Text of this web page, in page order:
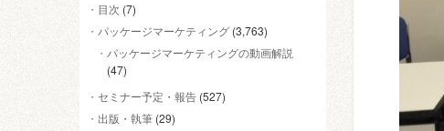
目次 (7)
パッケージマーケティング (3,763)
パッケージマーケティングの動画解説
(47)
セミナー予定・報告 (527)
出版・執筆 (29)